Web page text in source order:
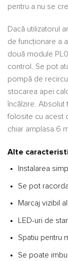
pentru a nu se
Dacă utilizatorul
de funcționare a
două module
control. Se pot
pompă de
stocarea apei
încălzire. Absolut
folosite cu acest
chiar amplasa 6
Alte
Instalarea
Se pot
Marcaj vizibil
LED-uri de
Spatiu pentru
Se poate